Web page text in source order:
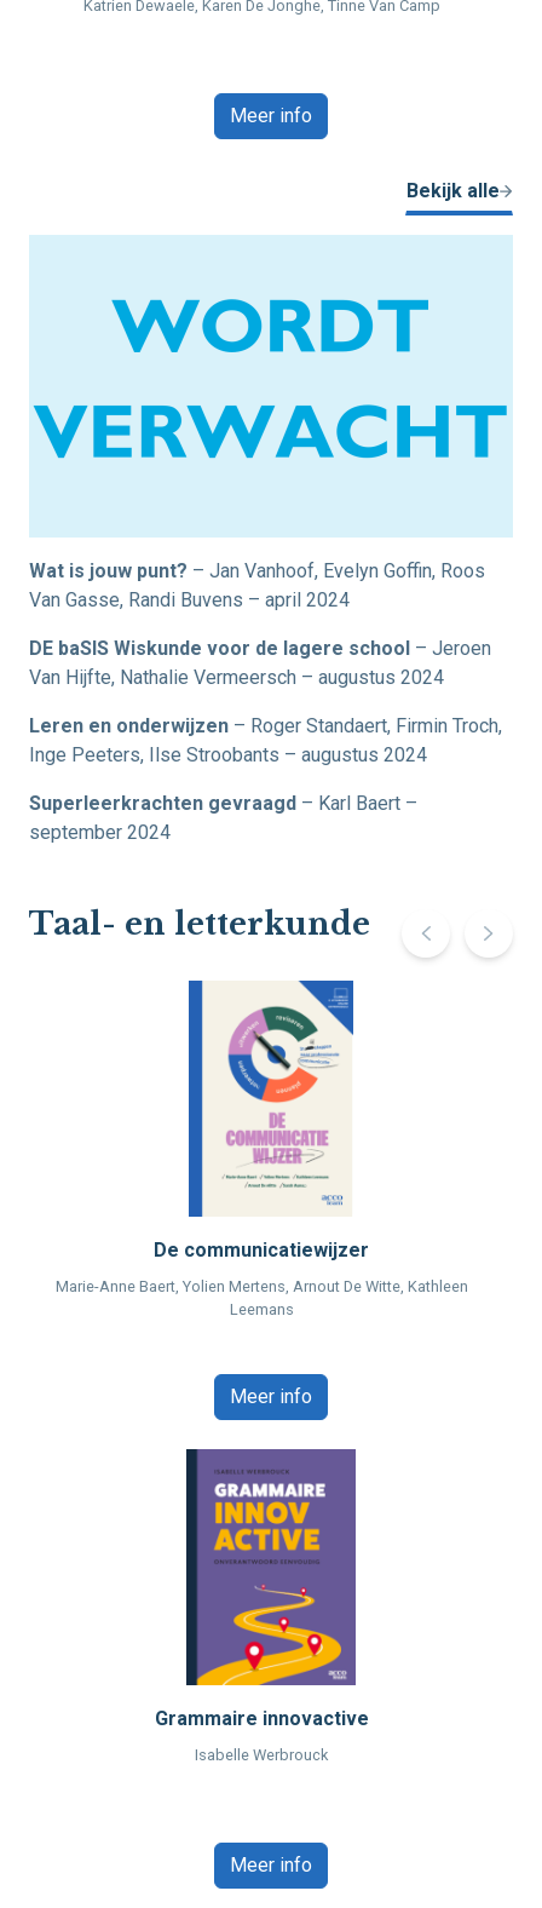
Katrien Dewaele, Karen De Jonghe, Tinne Van Camp
Meer info
Bekijk alle
Wat is jouw punt? – Jan Vanhoof, Evelyn Goffin, Roos
Van Gasse, Randi Buvens – april 2024
DE baSIS Wiskunde voor de lagere school – Jeroen
Van Hijfte, Nathalie Vermeersch – augustus 2024
Leren en onderwijzen – Roger Standaert, Firmin Troch,
Inge Peeters, Ilse Stroobants – augustus 2024
Superleerkrachten gevraagd – Karl Baert –
september 2024
Taal- en letterkunde
De communicatiewijzer
Marie-Anne Baert, Yolien Mertens, Arnout De Witte, Kathleen
Leemans
Meer info
Grammaire innovactive
Isabelle Werbrouck
Meer info